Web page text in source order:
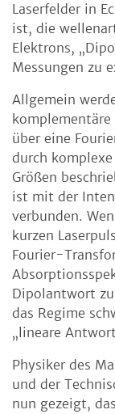
Laserfelder in
ist, die
Elektrons,
Messungen zu
Allgemein
über eine
durch
Größen
ist mit der
verbunden.
kurzen
Fourier-
Dipolantwort
das Regime
„lineare
Physiker des
und der
nun gezeigt,